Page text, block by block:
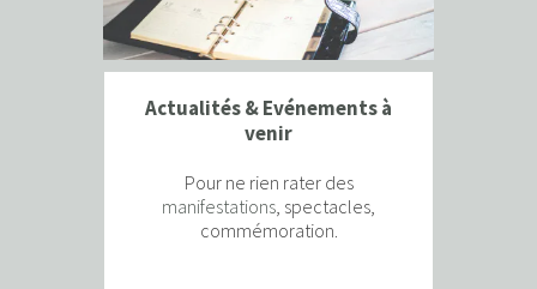
Actualités & Evénements à
venir
Pour ne rien rater des
manifestations , spectacles,
commémoration.